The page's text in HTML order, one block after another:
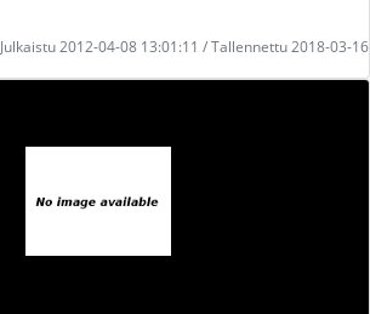
Julkaistu 2012-04-08 13:01:11 / Tallennettu 2018-03-16